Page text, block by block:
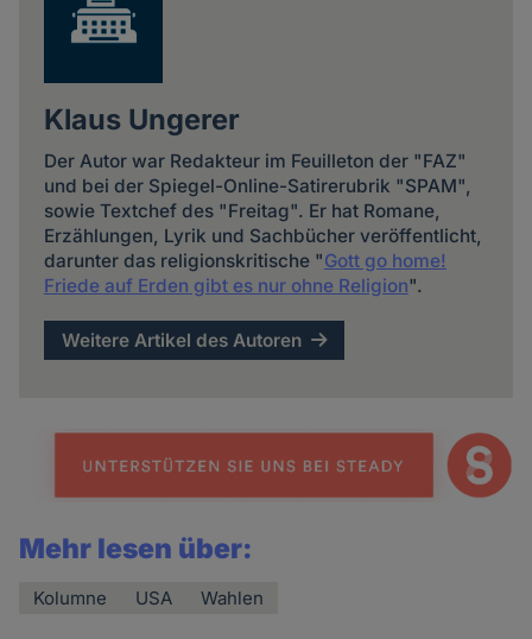
Klaus Ungerer
Der Autor war Redakteur im Feuilleton der "FAZ"
und bei der Spiegel-Online-Satirerubrik "SPAM",
sowie Textchef des "Freitag". Er hat Romane,
Erzählungen, Lyrik und Sachbücher veröffentlicht,
darunter das religionskritische "Gott go home!
Friede auf Erden gibt es nur ohne Religion".
Weitere Artikel des Autoren
Mehr lesen über:
Kolumne USA Wahlen